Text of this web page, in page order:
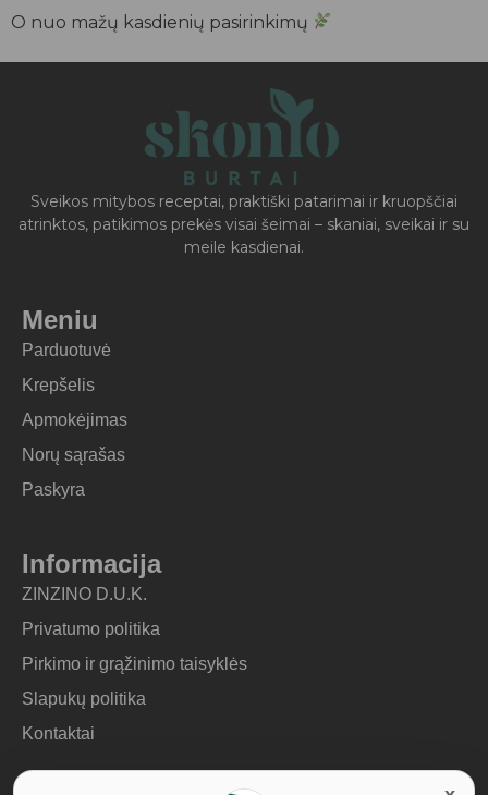
O nuo mažų kasdienių pasirinkimų
Sveikos mitybos receptai, praktiški patarimai ir kruopščiai
atrinktos, patikimos prekės visai šeimai – skaniai, sveikai ir su
meile kasdienai.
Meniu
Parduotuvė
Krepšelis
Apmokėjimas
Norų sąrašas
Paskyra
Informacija
ZINZINO D.U.K.
Privatumo politika
Pirkimo ir grąžinimo taisyklės
Slapukų politika
Kontaktai